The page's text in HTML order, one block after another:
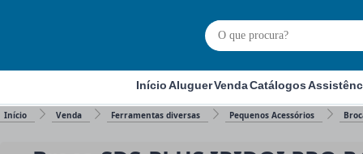
InícioAluguerVendaCatálogos
Início Venda Ferramentas diversas Pequenos Acessórios